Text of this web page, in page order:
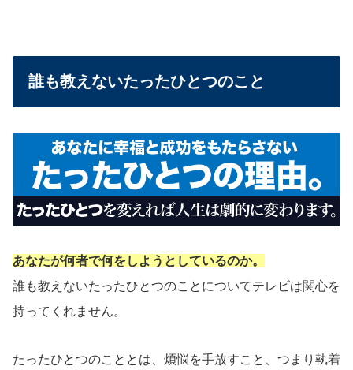
誰も教えないたったひとつのこと
あなたが何者で何をしようとしているのか。
誰も教えないたったひとつのことについてテレビは関心を
持ってくれません。
たったひとつのこととは、煩悩を手放すこと、つまり執着